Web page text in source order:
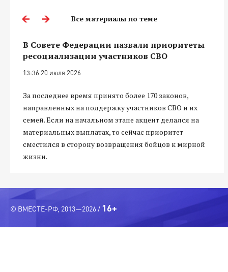
Все материалы по теме
В Совете Федерации назвали приоритеты
ресоциализации участников СВО
13:36 20 июля 2026
За последнее время принято более 170 законов,
направленных на поддержку участников СВО и их
семей. Если на начальном этапе акцент делался на
материальных выплатах, то сейчас приоритет
сместился в сторону возвращения бойцов к мирной
жизни.
© ВМЕСТЕ-РФ, 2013—2026 / 16+